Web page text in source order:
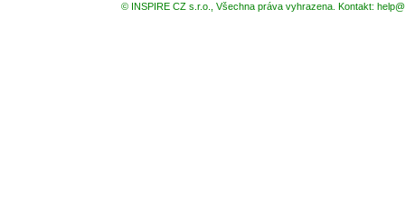
© INSPIRE CZ s.r.o., Všechna práva vyhrazena. Kontakt: